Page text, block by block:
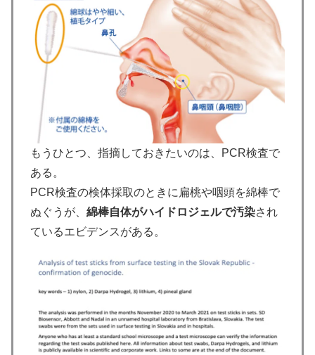
もうひとつ、指摘しておきたいのは、PCR検査で
ある。
PCR検査の検体採取のときに扁桃や咽頭を綿棒で
ぬぐうが、 綿棒自体がハイドロジェルで汚染され
ているエビデンスがある。